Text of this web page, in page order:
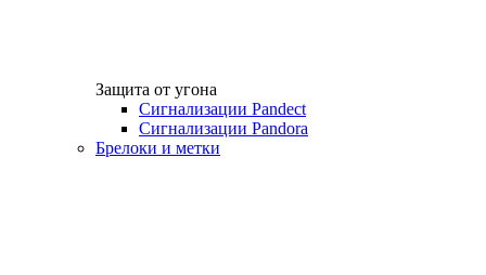
Защита от угона
Сигнализации Pandect
Сигнализации Pandora
Брелоки и метки